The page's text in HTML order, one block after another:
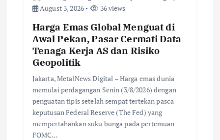
August 3, 2026
36 views
Harga Emas Global Menguat di
Awal Pekan, Pasar Cermati Data
Tenaga Kerja AS dan Risiko
Geopolitik
Jakarta, MetalNews Digital – Harga emas dunia
memulai perdagangan Senin (3/8/2026) dengan
penguatan tipis setelah sempat tertekan pasca
keputusan Federal Reserve (The Fed) yang
mempertahankan suku bunga pada pertemuan
FOMC…